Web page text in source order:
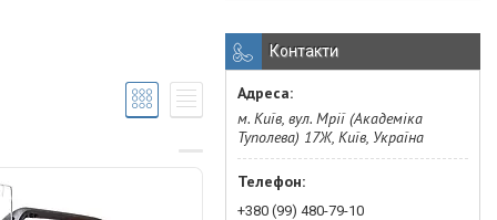
Контакти
м. Київ, вул. Мрії (Академіка
Туполева) 17Ж, Київ, Україна
+380 (99) 480-79-10